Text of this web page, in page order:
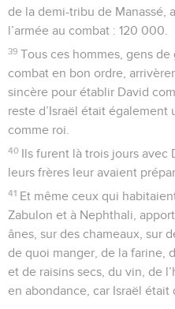
de la demi-tribu de Manassé,
l’armée au combat : 120 000.
39 Tous ces hommes, gens
combat en bon ordre,
sincère pour établir David
reste d’Israël était
comme roi.
40 Ils furent là trois jours avec
leurs frères leur avaient
41 Et même ceux qui
Zabulon et à Nephthali,
ânes, sur des chameaux, sur
de quoi manger, de la farine,
et de raisins secs, du vin, de
en abondance, car Israël était